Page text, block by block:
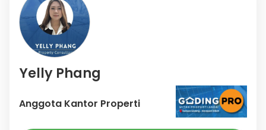
Yelly Phang
Anggota Kantor Properti